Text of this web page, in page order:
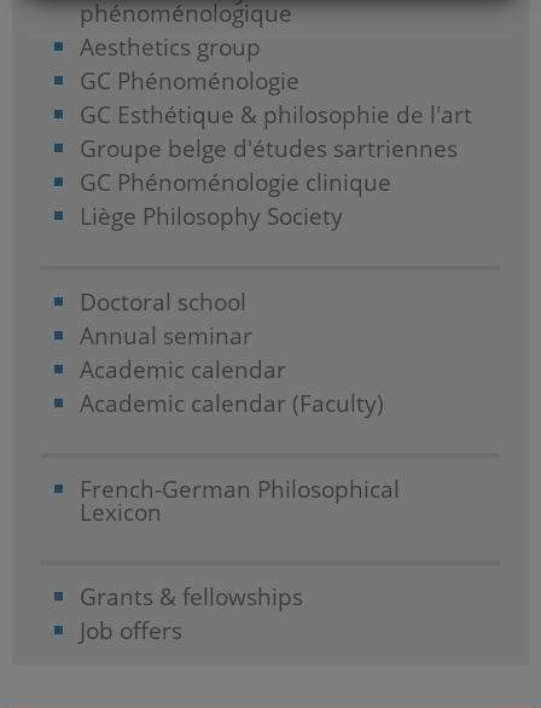
phénoménologique
Aesthetics group
GC Phénoménologie
GC Esthétique & philosophie de l'art
Groupe belge d'études sartriennes
GC Phénoménologie clinique
Liège Philosophy Society
Doctoral school
Annual seminar
Academic calendar
Academic calendar (Faculty)
French-German Philosophical
Lexicon
Grants & fellowships
Job offers